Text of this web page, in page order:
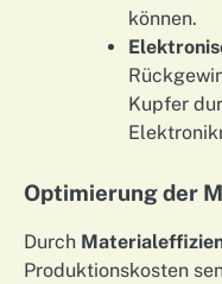
können.
Kupfer
Optimierung der
Durch
Produktionskosten